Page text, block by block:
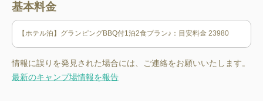
基本料金
情報に誤りを発見された場合には、ご連絡をお願いいたします。
最新のキャンプ場情報を報告